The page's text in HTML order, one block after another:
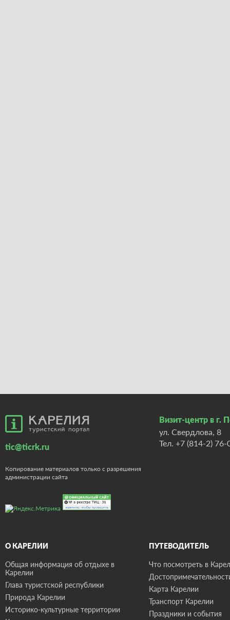
tic@ticrk.ru
Копирование материалов только с разрешения
администрации сайта
Визит-центр в г.
ул. Свердлова, 8
Тел. +7 (814-2) 76-
О КАРЕЛИИ
Общая информация об отдыхе в
Карелии
Глава туристской республики
Природа Карелии
Историко-культурные территории
ПУТЕВОДИТЕЛЬ
Что посмотреть в
Карта Карелии
Транспорт Карелии
Праздники и события